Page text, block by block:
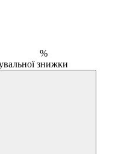
%
знижки